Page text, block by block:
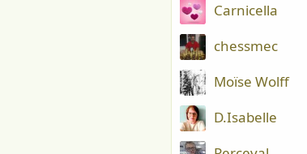
Carnicella
chessmec
Moïse Wolff
D.Isabelle